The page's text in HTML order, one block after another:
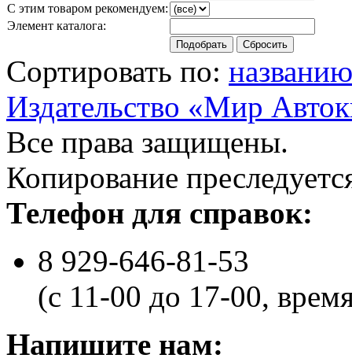
С этим товаром рекомендуем:
Элемент каталога:
Сортировать по: названию
Издательство «Мир
Все права защищены.
Копирование
Телефон для справок:
8 929-646-81-53
(с 11-00 до 17-00,
Напишите нам: